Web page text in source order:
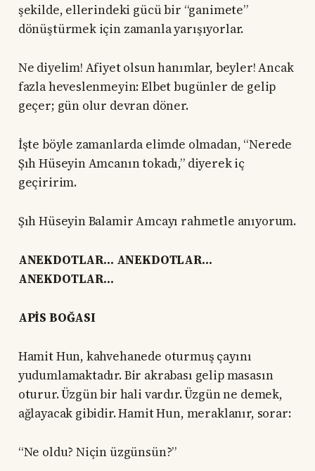
şekilde, ellerindeki gücü bir “ganimete”
dönüştürmek için zamanla yarışıyorlar.
Ne diyelim! Afiyet olsun hanımlar, beyler! Ancak
fazla heveslenmeyin: Elbet bugünler de gelip
geçer; gün olur devran döner.
İşte böyle zamanlarda elimde olmadan, “Nerede
Şıh Hüseyin Amcanın tokadı,” diyerek iç
geçiririm.
Şıh Hüseyin Balamir Amcayı rahmetle anıyorum.
ANEKDOTLAR… ANEKDOTLAR…
ANEKDOTLAR…
APİS BOĞASI
Hamit Hun, kahvehanede oturmuş çayını
yudumlamaktadır. Bir akrabası gelip masasın
oturur. Üzgün bir hali vardır. Üzgün ne demek,
ağlayacak gibidir. Hamit Hun, meraklanır, sorar:
“Ne oldu? Niçin üzgünsün?”